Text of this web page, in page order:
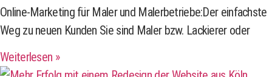
Online-Marketing für Maler und Malerbetriebe:Der einfachste
Weg zu neuen Kunden Sie sind Maler bzw. Lackierer oder
Weiterlesen »